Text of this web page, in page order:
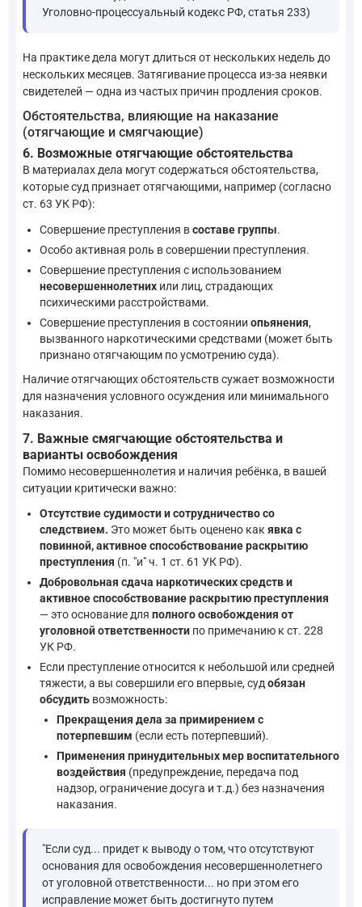
Уголовно-процессуальный кодекс РФ, статья 233)
На практике дела могут длиться от нескольких недель до
нескольких месяцев. Затягивание процесса из-за неявки
свидетелей — одна из частых причин продления сроков.
Обстоятельства, влияющие на наказание
(отягчающие и смягчающие)
6. Возможные отягчающие обстоятельства
В материалах дела могут содержаться обстоятельства,
которые суд признает отягчающими, например (согласно
ст. 63 УК РФ):
Совершение преступления всоставе группы.
Особо активная роль в совершении преступления.
Совершение преступления с использованием
несовершеннолетних или лиц, страдающих
психическими расстройствами.
Совершение преступления в состоянии опьянения,
вызванного наркотическими средствами (может быть
признано отягчающим по усмотрению суда).
Наличие отягчающих обстоятельств сужает возможности
для назначения условного осуждения или минимального
наказания.
7. Важные смягчающие обстоятельства и
варианты освобождения
Помимо несовершеннолетия и наличия ребёнка, в вашей
ситуации критически важно:
Отсутствие судимости и сотрудничество со
следствием. Это может быть оценено как явка с
повинной, активное способствование раскрытию
преступления (п. "и" ч. 1 ст. 61 УК РФ).
Добровольная сдача наркотических средств и
активное способствование раскрытию преступления
— это основание для полного освобождения от
уголовной ответственности по примечанию к ст. 228
УК РФ.
Если преступление относится к небольшой или средней
тяжести, а вы совершили его впервые, суд обязан
обсудить возможность:
Прекращения дела за примирением с
потерпевшим (если есть потерпевший).
Применения принудительных мер воспитательного
воздействия (предупреждение, передача под
надзор, ограничение досуга и т.д.) без назначения
наказания.
"Если суд... придет к выводу о том, что отсутствуют
основания для освобождения несовершеннолетнего
от уголовной ответственности... но при этом его
исправление может быть достигнуто путем